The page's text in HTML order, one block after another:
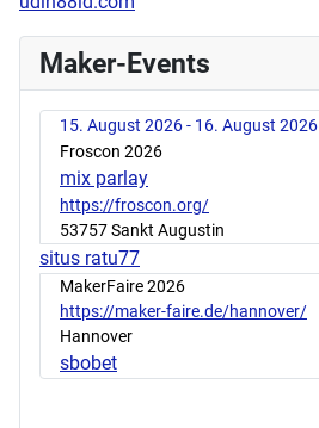
Maker-Events
15. August 2026 - 16. August 2026
Froscon 2026
mix parlay
https://froscon.org/
53757 Sankt Augustin
situs ratu77
MakerFaire 2026
https://maker-faire.de/hannover/
Hannover
sbobet